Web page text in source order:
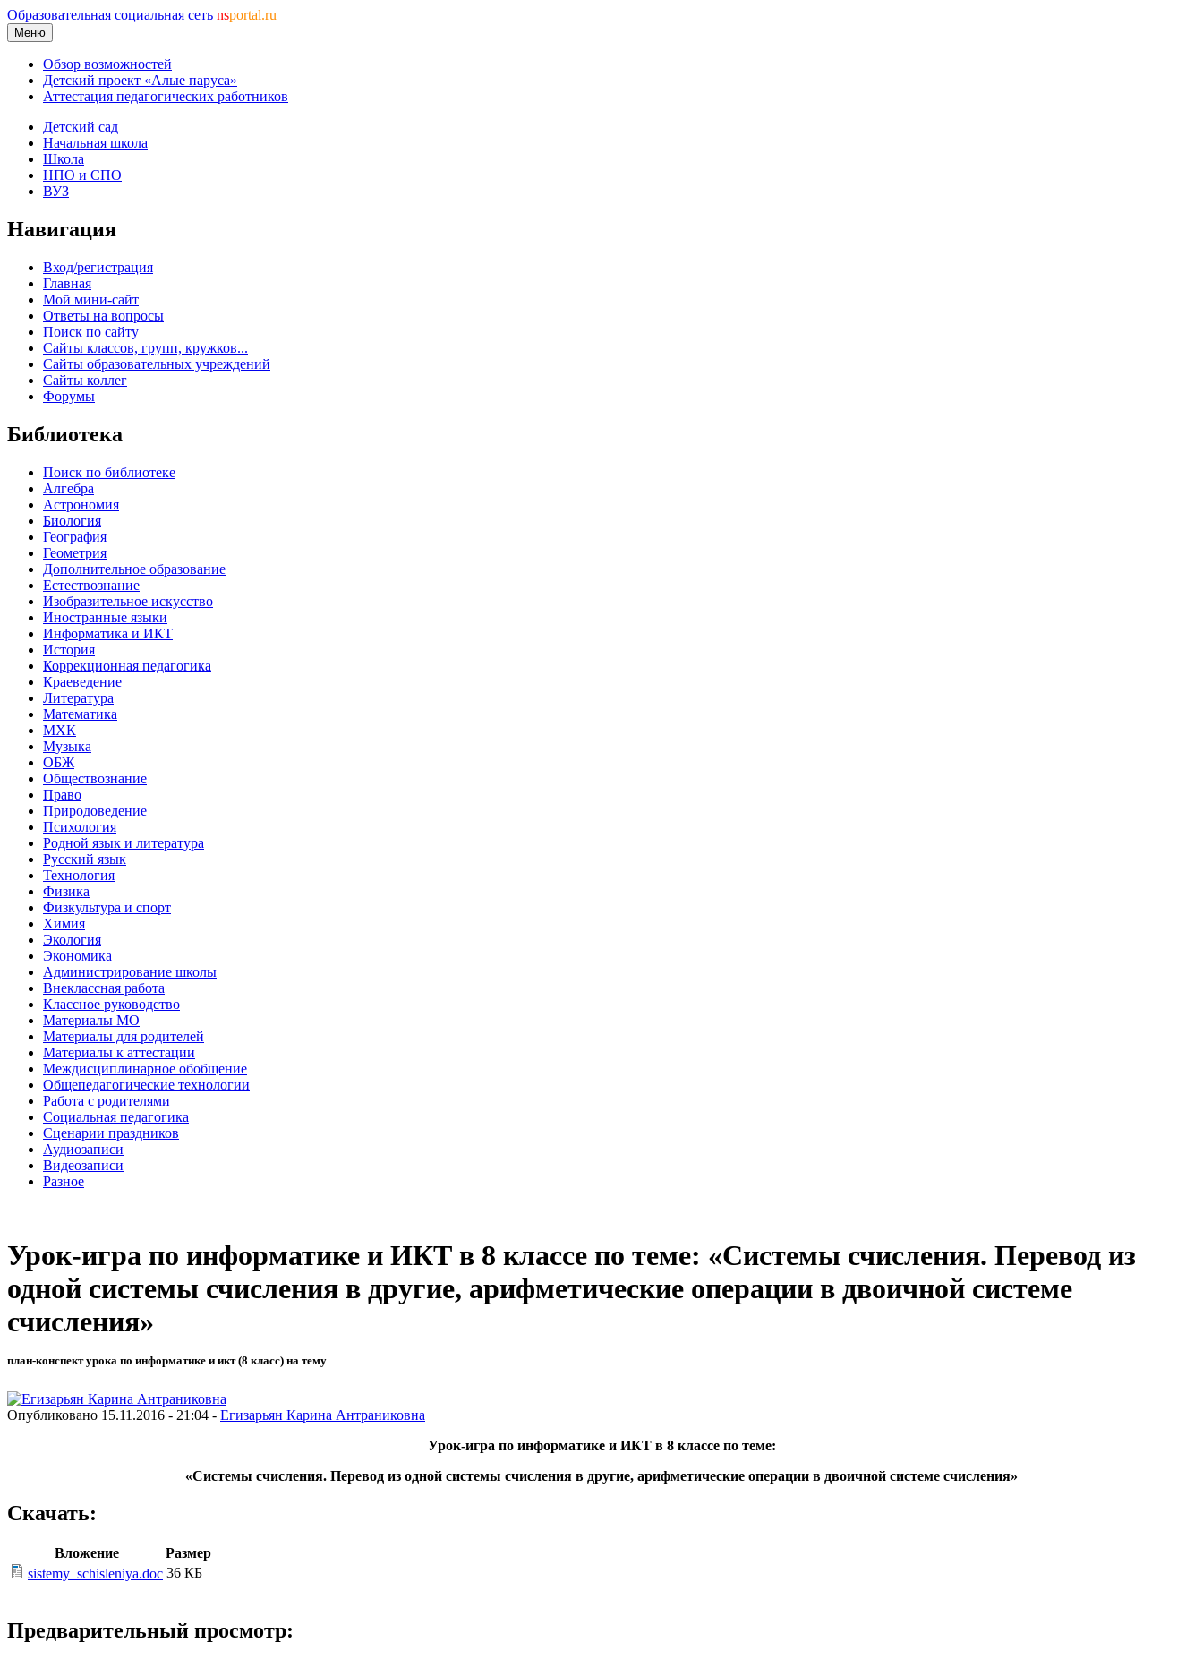
Образовательная социальная сеть nsportal.ru
Меню
Обзор возможностей
Детский проект «Алые паруса»
Аттестация педагогических работников
Детский сад
Начальная школа
Школа
НПО и СПО
ВУЗ
Навигация
Вход/регистрация
Главная
Мой мини-сайт
Ответы на вопросы
Поиск по сайту
Сайты классов, групп, кружков...
Сайты образовательных учреждений
Сайты коллег
Форумы
Библиотека
Поиск по библиотеке
Алгебра
Астрономия
Биология
География
Геометрия
Дополнительное образование
Естествознание
Изобразительное искусство
Иностранные языки
Информатика и ИКТ
История
Коррекционная педагогика
Краеведение
Литература
Математика
МХК
Музыка
ОБЖ
Обществознание
Право
Природоведение
Психология
Родной язык и литература
Русский язык
Технология
Физика
Физкультура и спорт
Химия
Экология
Экономика
Администрирование школы
Внеклассная работа
Классное руководство
Материалы МО
Материалы для родителей
Материалы к аттестации
Междисциплинарное обобщение
Общепедагогические технологии
Работа с родителями
Социальная педагогика
Сценарии праздников
Аудиозаписи
Видеозаписи
Разное
Урок-игра по информатике и ИКТ в 8 классе по теме: «Системы счисления. Перевод из
одной системы счисления в другие, арифметические операции в двоичной системе
счисления»
план-конспект урока по информатике и икт (8 класс) на тему
Опубликовано 15.11.2016 - 21:04 - Егизарьян Карина Антраниковна
Урок-игра по информатике и ИКТ в 8 классе по теме:
«Системы счисления. Перевод из одной системы счисления в другие, арифметические операции в двоичной системе счисления»
Скачать:
Вложение
Размер
sistemy_schisleniya.doc 36 КБ
Предварительный просмотр: